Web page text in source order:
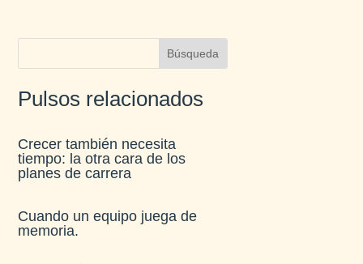
Pulsos relacionados
Crecer también necesita
tiempo: la otra cara de los
planes de carrera
Cuando un equipo juega de
memoria.